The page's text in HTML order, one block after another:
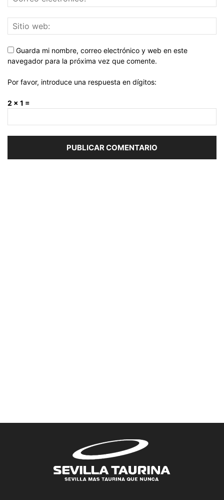
Guarda mi nombre, correo electrónico y web en este
navegador para la próxima vez que comente.
Por favor, introduce una respuesta en dígitos:
2 × 1 =